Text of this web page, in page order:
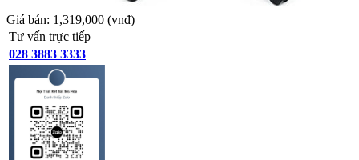
Giá bán: 1,319,000 (vnđ)
Tư vấn trực tiếp
028 3883 3333